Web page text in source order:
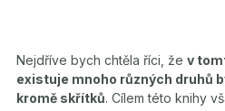
Nejdříve bych chtěla říci, že v
existuje mnoho různých druhů
kromě skřítků. Cílem této knihy